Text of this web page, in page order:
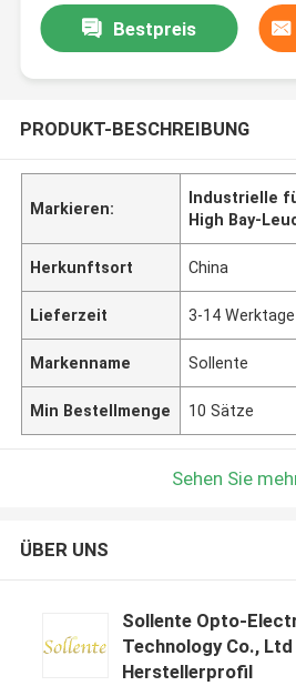
Bestpreis
PRODUKT-BESCHREIBUNG
Markieren:
Industrielle
High Bay-
Herkunftsort China
Lieferzeit 3-14 Werktage
Markenname Sollente
Min Bestellmenge 10 Sätze
Sehen Sie
ÜBER UNS
Sollente Opto-
Technology Co., Ltd
Herstellerprofil